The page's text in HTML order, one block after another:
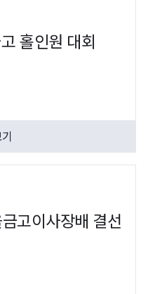
홀인원 대회
고이사장배 결선